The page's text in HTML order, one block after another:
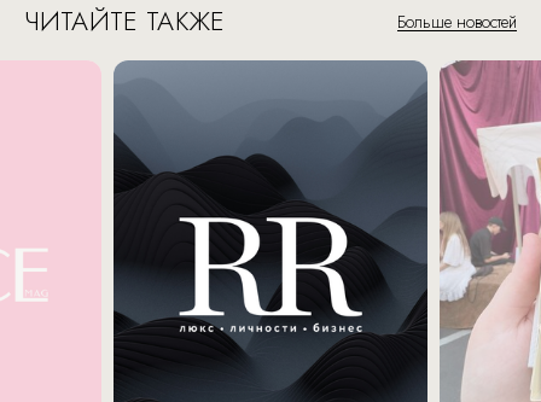
ЧИТАЙТЕ ТАКЖЕ Больше новостей